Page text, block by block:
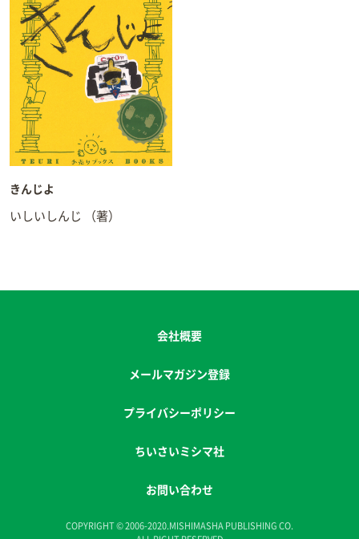
きんじよ
いしいしんじ （著）
会社概要
メールマガジン登録
プライバシーポリシー
ちいさいミシマ社
お問い合わせ
COPYRIGHT © 2006-2020.MISHIMASHA PUBLISHING CO.